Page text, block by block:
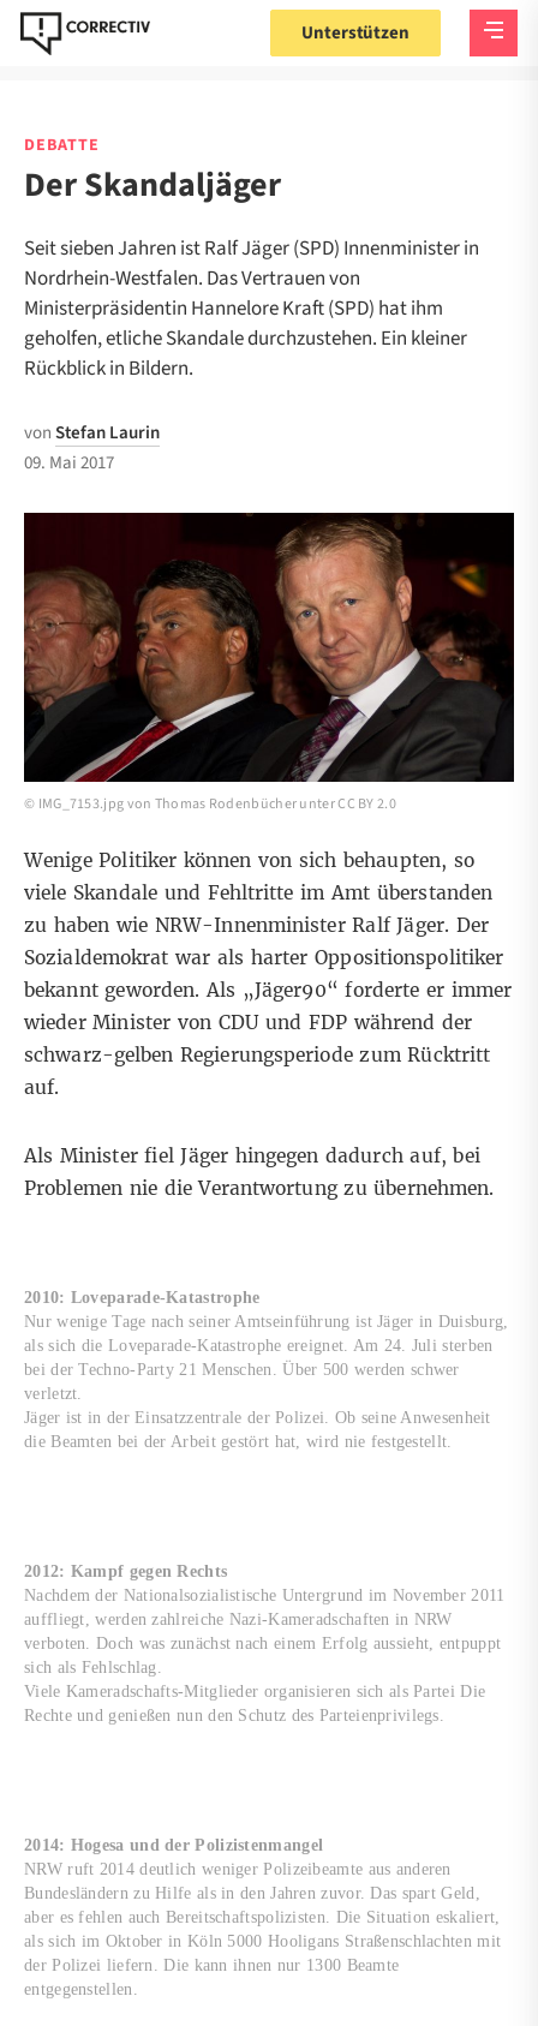
Unterstützen
DEBATTE
Der Skandaljäger
Seit sieben Jahren ist Ralf Jäger (SPD) Innenminister in
Nordrhein-Westfalen. Das Vertrauen von
Ministerpräsidentin Hannelore Kraft (SPD) hat ihm
geholfen, etliche Skandale durchzustehen. Ein kleiner
Rückblick in Bildern.
vonStefan Laurin
09. Mai 2017
© IMG_7153.jpgvon Thomas RodenbücherunterCC BY 2.0
Wenige Politiker können von sich behaupten, so
viele Skandale und Fehltritte im Amt überstanden
zu haben wie NRW-Innenminister Ralf Jäger. Der
Sozialdemokrat war als harter Oppositionspolitiker
bekannt geworden. Als „Jäger90“ forderte er immer
wieder Minister von CDU und FDP während der
schwarz-gelben Regierungsperiode zum Rücktritt
auf.
Als Minister fiel Jäger hingegen dadurch auf, bei
Problemen nie die Verantwortung zu übernehmen.
2010: Loveparade-Katastrophe
Nur wenige Tage nach seiner Amtseinführung ist Jäger in Duisburg,
als sich die Loveparade-Katastrophe ereignet. Am 24. Juli sterben
bei der Techno-Party 21 Menschen. Über 500 werden schwer
verletzt.
Jäger ist in der Einsatzzentrale der Polizei. Ob seine Anwesenheit
die Beamten bei der Arbeit gestört hat, wird nie festgestellt.
2012: Kampf gegen Rechts
Nachdem der Nationalsozialistische Untergrund im November 2011
auffliegt, werden zahlreiche Nazi-Kameradschaften in NRW
verboten. Doch was zunächst nach einem Erfolg aussieht, entpuppt
sich als Fehlschlag.
Viele Kameradschafts-Mitglieder organisieren sich als Partei Die
Rechte und genießen nun den Schutz des Parteienprivilegs.
2014: Hogesa und der Polizistenmangel
NRW ruft 2014 deutlich weniger Polizeibeamte aus anderen
Bundesländern zu Hilfe als in den Jahren zuvor. Das spart Geld,
aber es fehlen auch Bereitschaftspolizisten. Die Situation eskaliert,
als sich im Oktober in Köln 5000 Hooligans Straßenschlachten mit
der Polizei liefern. Die kann ihnen nur 1300 Beamte
entgegenstellen.